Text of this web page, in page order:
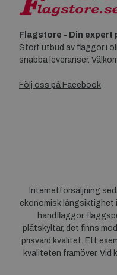
Flagstore - Din expert
Stort utbud av flaggor i
snabba leveranser.
Följ oss på Facebook
Internetförsäljning
ekonomisk långsiktighet
handflaggor,
plåtskyltar, det finns
prisvärd kvalitet. Ett
kvaliteten framöver. Vid